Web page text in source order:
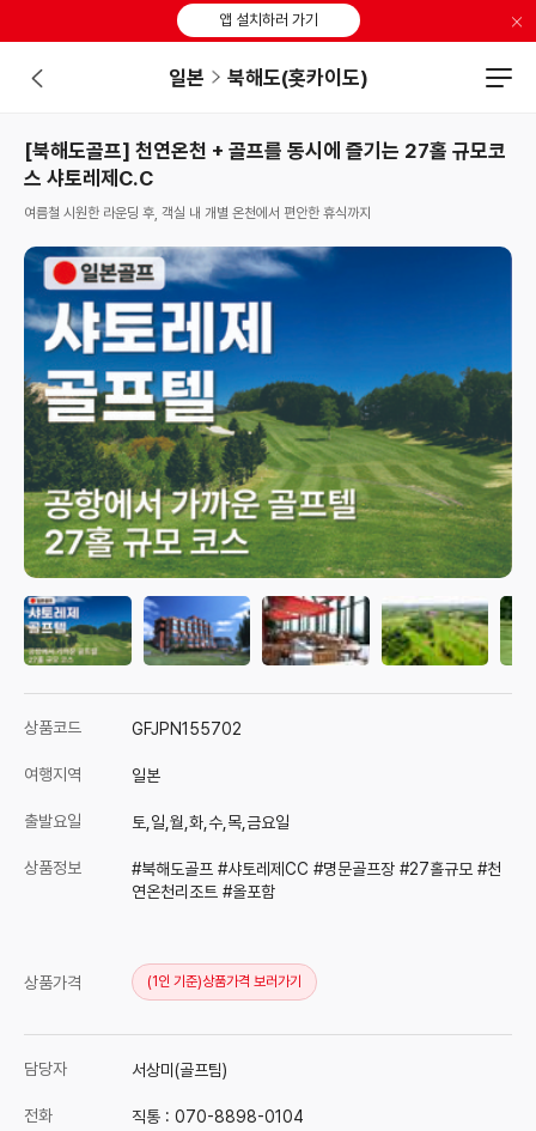
앱 설치하러 가기 ×
일본 북해도(홋카이도)
[북해도골프] 천연온천 + 골프를 동시에 즐기는 27홀 규모코
스 샤토레제C.C
여름철 시원한 라운딩 후, 객실 내 개별 온천에서 편안한 휴식까지
상품코드 GFJPN155702
여행지역 일본
출발요일 토,일,월,화,수,목,금요일
상품정보
#북해도골프 #샤토레제CC #명문골프장 #27홀규모 #천
연온천리조트 #올포함
상품가격 (1인 기준)상품가격 보러가기
담당자 서상미(골프팀)
전화 직통 : 070-8898-0104